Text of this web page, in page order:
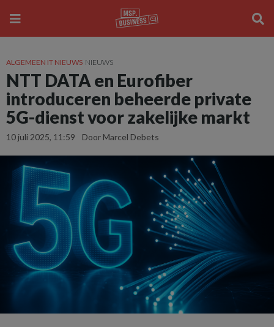
ALGEMEEN IT NIEUWS NIEUWS
NTT DATA en Eurofiber
introduceren beheerde private
5G-dienst voor zakelijke markt
10 juli 2025, 11:59 Door Marcel Debets